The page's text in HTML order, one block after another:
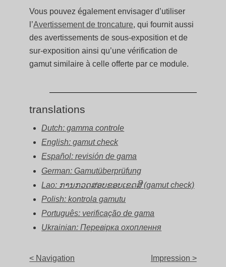
Vous pouvez également envisager d’utiliser
l’Avertissement de troncature, qui fournit aussi
des avertissements de sous-exposition et de
sur-exposition ainsi qu’une vérification de
gamut similaire à celle offerte par ce module.
translations
Dutch: gamma controle
English: gamut check
Español: revisión de gama
German: Gamutüberprüfung
Lao: ການກວດສອບຂອບເຂດສີ (gamut check)
Polish: kontrola gamutu
Português: verificação de gama
Ukrainian: Перевірка охоплення
< Navigation Impression >